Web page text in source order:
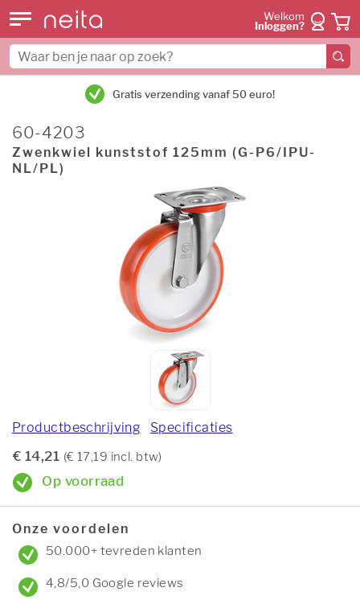
Welkom
Inloggen?
Gratis verzending vanaf 50 euro!
60-4203
Zwenkwiel kunststof 125mm (G-P6/IPU-
NL/PL)
Productbeschrijving Specificaties
€ 14,21 (€ 17,19 incl. btw)
Op voorraad
Onze voordelen
50.000+ tevreden klanten
4,8/5,0 Google reviews